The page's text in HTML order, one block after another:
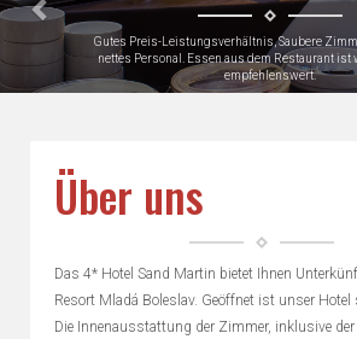
Saubere Zimmer, höfliches und
Essen aus dem Restaurant ist wirklich gut und
empfehlenswert.
Über uns
Das 4* Hotel Sand Martin bietet Ihnen
Resort Mladá Boleslav. Geöffnet ist unser
Die Innenausstattung der Zimmer, inklusive